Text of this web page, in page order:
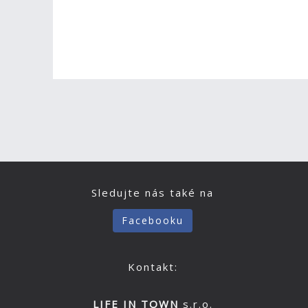
Sledujte nás také na
Facebooku
Kontakt:
LIFE IN TOWN s.r.o.